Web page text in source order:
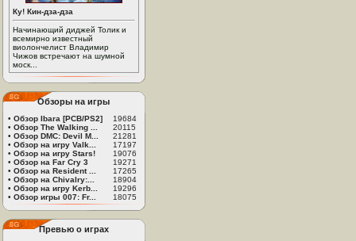
Ку! Кин-дза-дза
Начинающий диджей Толик и
всемирно известный
виолончелист Владимир
Чижов встречают на шумной
моск...
Обзоры на игры
• Обзор Ibara [PCB/PS2]
19684
• Обзор The Walking ...
20115
• Обзор DMC: Devil M...
21281
• Обзор на игру Valk...
17197
• Обзор на игру Stars!
19076
• Обзор на Far Cry 3
19271
• Обзор на Resident ...
17265
• Обзор на Chivalry:...
18904
• Обзор на игру Kerb...
19296
• Обзор игры 007: Fr... 18075
Превью о играх